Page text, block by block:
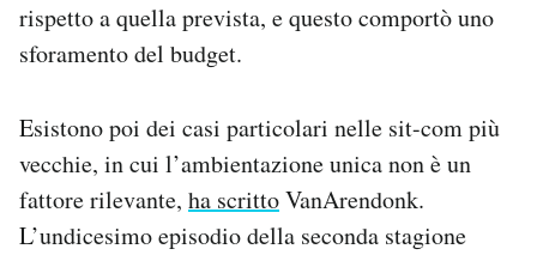
rispetto a quella prevista, e questo comportò uno
sforamento del budget.
Esistono poi dei casi particolari nelle sit-com più
vecchie, in cui l’ambientazione unica non è un
fattore rilevante, ha scrittoVanArendonk.
L’undicesimo episodio della seconda stagione